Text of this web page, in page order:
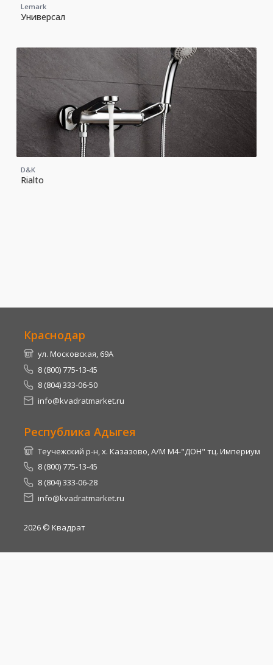
Lemark
Универсал
D&K
Rialto
Краснодар
ул. Московская, 69А
8 (800) 775-13-45
8 (804) 333-06-50
info@kvadratmarket.ru
Республика Адыгея
Теучежский р-н, х. Казазово, А/М М4-"ДОН" тц. Империум
8 (800) 775-13-45
8 (804) 333-06-28
info@kvadratmarket.ru
2026 © Квадрат